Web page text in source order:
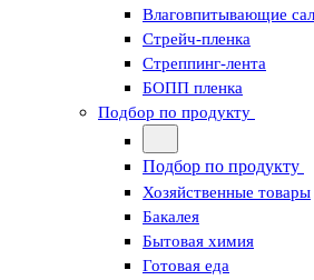
Влаговпитывающие
Стрейч-пленка
Стреппинг-лента
БОПП пленка
Подбор по продукту
Подбор по продукту
Хозяйственные товары
Бакалея
Бытовая химия
Готовая еда